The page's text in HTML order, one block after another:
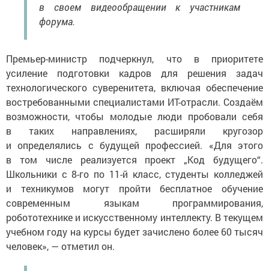
в своем видеообращении к участникам
форума.
Премьер-министр подчеркнул, что в приоритете
усиление подготовки кадров для решения задач
технологического суверенитета, включая обеспечение
востребованными специалистами ИТ-отрасли. Создаём
возможности, чтобы молодые люди пробовали себя
в таких направлениях, расширяли кругозор
и определялись с будущей профессией. «Для этого
в том числе реализуется проект „Код будущего“.
Школьники с 8-го по 11-й класс, студенты колледжей
и техникумов могут пройти бесплатное обучение
современным языкам программирования,
робототехнике и искусственному интеллекту. В текущем
учебном году на курсы будет зачислено более 60 тысяч
человек», — отметил он.